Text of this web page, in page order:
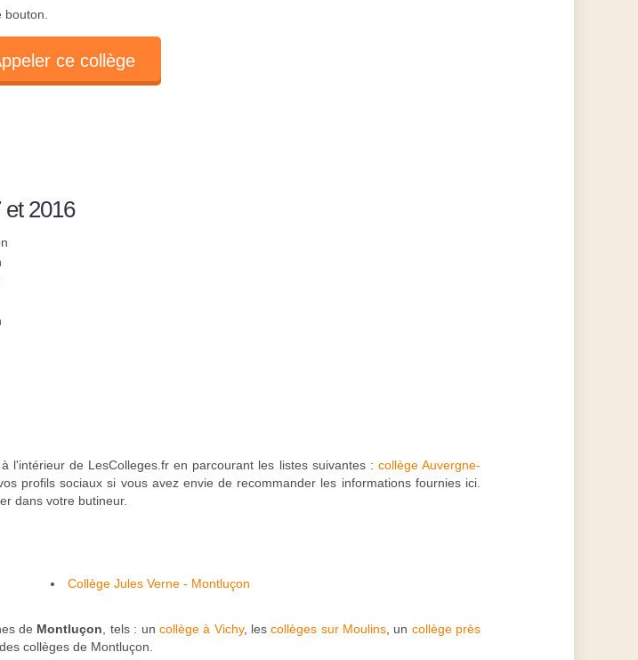
ce collège
et 2016
l'intérieur de LesColleges.fr en parcourant les listes suivantes : collège Auvergne-
profils sociaux si vous avez envie de recommander les informations fournies ici.
dans votre butineur.
Collège Jules Verne - Montluçon
de Montluçon , tels : un collège à Vichy, lescollèges sur Moulins , un collège près
collèges de Montluçon.